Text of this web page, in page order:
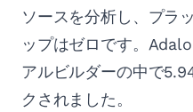
ソースを分析し、プラ
ップはゼロです。
アルビルダーの中で
クされました。